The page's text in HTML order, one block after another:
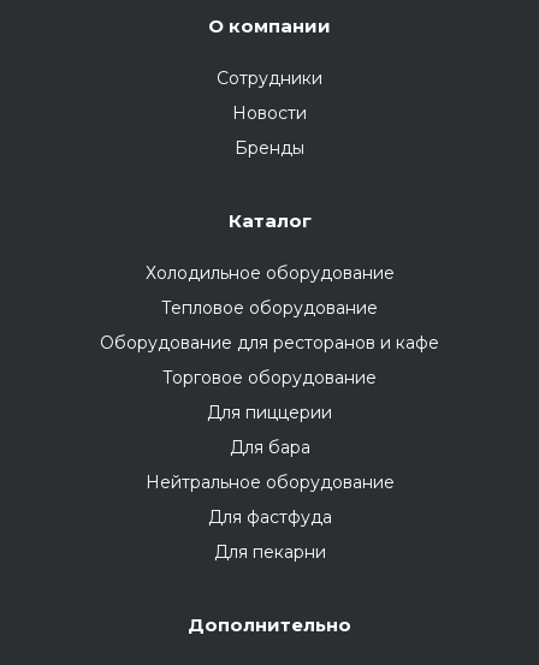
О компании
Сотрудники
Новости
Бренды
Каталог
Холодильное оборудование
Тепловое оборудование
Оборудование для ресторанов и кафе
Торговое оборудование
Для пиццерии
Для бара
Нейтральное оборудование
Для фастфуда
Для пекарни
Дополнительно